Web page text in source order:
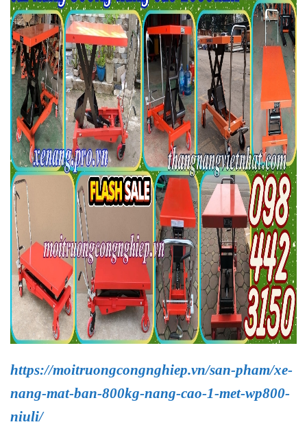
https://moitruongcongnghiep.vn/san-pham/xe-
nang-mat-ban-800kg-nang-cao-1-met-wp800-
niuli/